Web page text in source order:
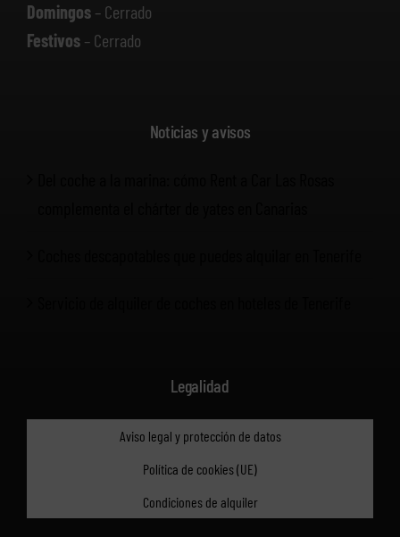
Domingos– Cerrado
Festivos– Cerrado
Noticias y avisos
Legalidad
Aviso legal y protección de datos
Política de cookies (UE)
Condiciones de alquiler